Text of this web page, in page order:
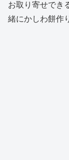
お取り寄せでき
緒にかしわ餅作